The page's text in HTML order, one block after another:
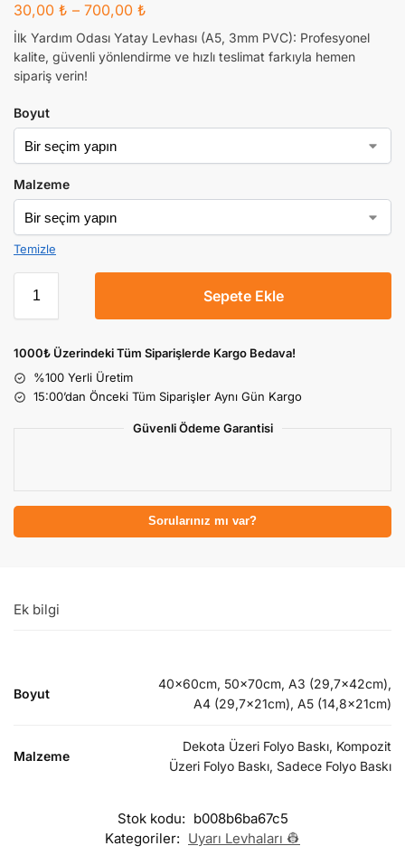
30,00 ₺ – 700,00 ₺
İlk Yardım Odası Yatay Levhası (A5, 3mm PVC): Profesyonel
kalite, güvenli yönlendirme ve hızlı teslimat farkıyla hemen
sipariş verin!
Boyut
Malzeme
Temizle
Sepete Ekle
1000₺ Üzerindeki Tüm Siparişlerde Kargo Bedava!
%100 Yerli Üretim
15:00’dan Önceki Tüm Siparişler Aynı Gün Kargo
Güvenli Ödeme Garantisi
Sorularınız mı var?
Ek bilgi
Boyut
40x60cm, 50x70cm, A3 (29,7x42cm),
A4 (29,7x21cm), A5 (14,8x21cm)
Malzeme
Dekota Üzeri Folyo Baskı, Kompozit
Üzeri Folyo Baskı, Sadece Folyo Baskı
Stok kodu: b008b6ba67c5
Kategoriler: Uyarı Levhaları 👷